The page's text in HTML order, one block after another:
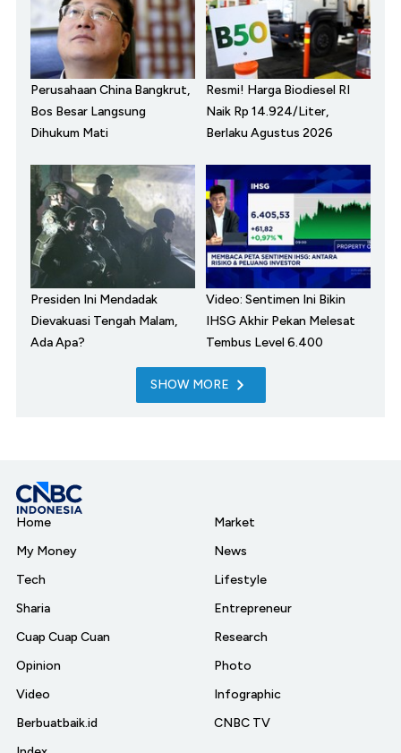
Perusahaan China Bangkrut,
Bos Besar Langsung
Dihukum Mati
Resmi! Harga Biodiesel RI
Naik Rp 14.924/Liter,
Berlaku Agustus 2026
Presiden Ini Mendadak
Dievakuasi Tengah Malam,
Ada Apa?
Video: Sentimen Ini Bikin
IHSG Akhir Pekan Melesat
Tembus Level 6.400
SHOW MORE
Home
My Money
Tech
Sharia
Cuap Cuap Cuan
Opinion
Video
Berbuatbaik.id
Market
News
Lifestyle
Entrepreneur
Research
Photo
Infographic
CNBC TV